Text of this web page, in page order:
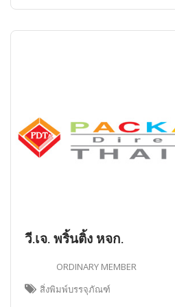
วี.เจ. พริ้นติ้ง หจก.
ORDINARY MEMBER
สิ่งพิมพ์บรรจุภัณฑ์